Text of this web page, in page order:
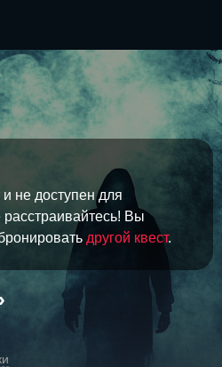
не доступен для
Вы
другой квест.